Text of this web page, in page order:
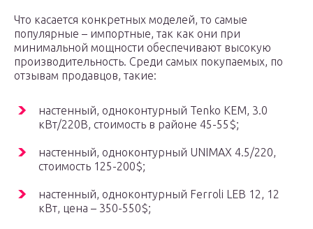
Что касается конкретных моделей, то самые
популярные – импортные, так как они при
минимальной мощности обеспечивают высокую
производительность. Среди самых покупаемых, по
отзывам продавцов, такие:
настенный, одноконтурный Tenko KEM, 3.0
кВт/220В, стоимость в районе 45-55$;
настенный, одноконтурный UNIMAX 4.5/220,
стоимость 125-200$;
настенный, одноконтурный Ferroli LEB 12, 12
кВт, цена – 350-550$;